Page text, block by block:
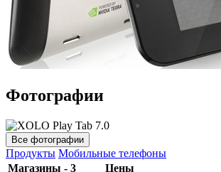
Фотографии
Все фотографии
Продукты Мобильные телефоны
Магазины - 3
Цены